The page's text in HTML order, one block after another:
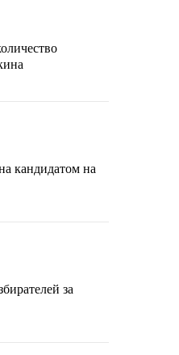
кандидатом на
за